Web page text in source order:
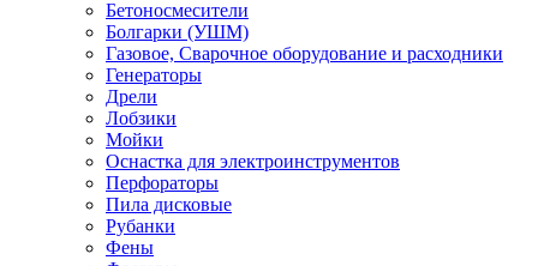
Бетоносмесители
Болгарки (УШМ)
Газовое, Сварочное оборудование и расходники
Генераторы
Дрели
Лобзики
Мойки
Оснастка для электроинструментов
Перфораторы
Пила дисковые
Рубанки
Фены